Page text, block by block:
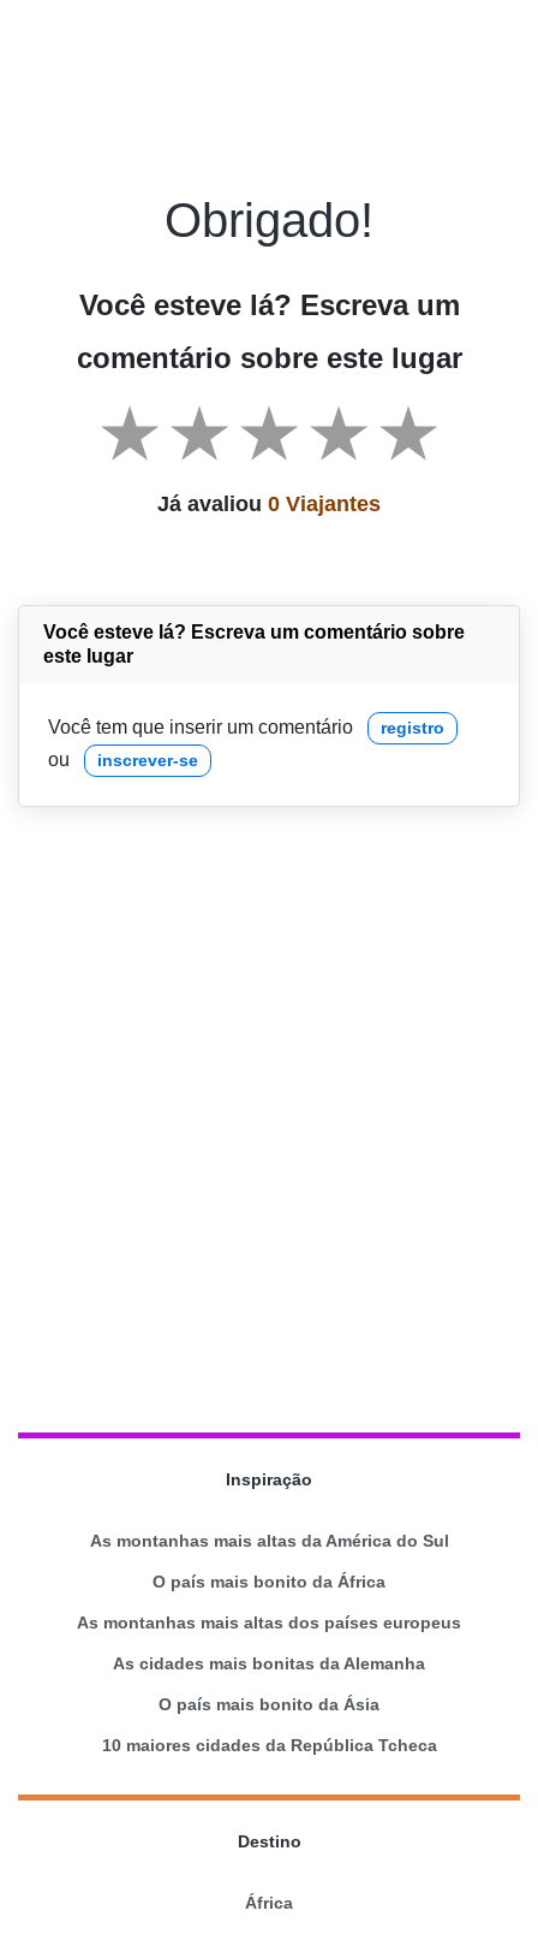
Obrigado!
Você esteve lá? Escreva um
comentário sobre este lugar
Já avaliou 0 Viajantes
Você esteve lá? Escreva um comentário sobre
este lugar
Você tem que inserir um comentário registro
ou inscrever-se
Inspiração
As montanhas mais altas da América do Sul
O país mais bonito da África
As montanhas mais altas dos países europeus
As cidades mais bonitas da Alemanha
O país mais bonito da Ásia
10 maiores cidades da República Tcheca
Destino
África